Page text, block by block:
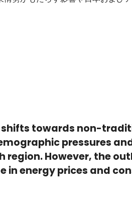
towards non-
pressures
However, the
in energy prices and